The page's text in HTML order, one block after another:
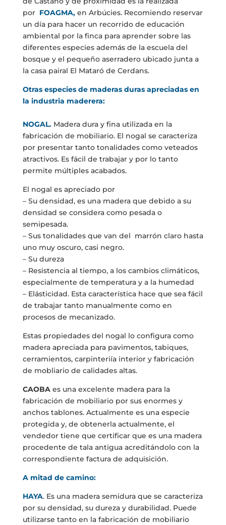
por FOAGMA,en Arbúcies. Recomiendo reservar
un día para hacer un recorrido de educación
ambiental por la finca para aprender sobre las
diferentes especies además de la escuela del
bosque y el pequeño aserradero ubicado junta a
la casa pairal El Mataró de Cerdans.
Otras especies de maderas duras apreciadas en
la industria maderera:
NOGAL.Madera dura y fina utilizada en la
fabricación de mobiliario. El nogal se caracteriza
por presentar tanto tonalidades como veteados
atractivos. Es fácil de trabajar y por lo tanto
permite múltiples acabados.
El nogal es apreciado por
– Su densidad, es una madera que debido a su
densidad se considera como pesada o
semipesada.
– Sus tonalidades que van del marrón claro hasta
uno muy oscuro, casi negro.
– Su dureza
– Resistencia al tiempo, a los cambios climáticos,
especialmente de temperatura y a la humedad
– Elásticidad. Esta característica hace que sea fácil
de trabajar tanto manualmente como en
procesos de mecanizado.
Estas propiedades del nogal lo configura como
madera apreciada para pavimentos, tabiques,
cerramientos, carpinteriía interior y fabricación
de mobliario de calidades altas.
CAOBA es una excelente madera para la
fabricación de mobiliario por sus enormes y
anchos tablones. Actualmente es una especie
protegida y, de obtenerla actualmente, el
vendedor tiene que certificar que es una madera
procedente de tala antigua acreditándolo con la
correspondiente factura de adquisición.
A mitad de camino:
HAYA. Es una madera semidura que se caracteriza
por su densidad, su dureza y durabilidad. Puede
utilizarse tanto en la fabricación de mobiliario